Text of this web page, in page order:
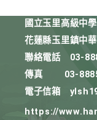
國立玉里高級中學
花蓮縣玉里鎮中
聯絡電話
03-
傳真
03-
電子信箱
https://